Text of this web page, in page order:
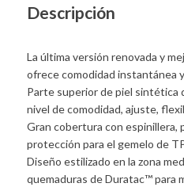
Descripción
La última versión renovada y
ofrece comodidad instantánea
Parte superior de piel sintética
nivel de comodidad, ajuste,
Gran cobertura con espinillera,
protección para el gemelo de
Diseño estilizado en la zona
quemaduras de Duratac™ para